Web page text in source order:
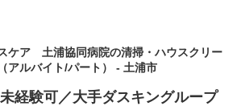
ケア 土浦協同病院の清掃・ハウスクリー
アルバイト/パート） - 土浦市
経験可／大手ダスキングループ